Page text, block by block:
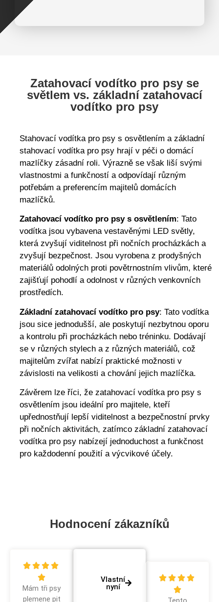
Zatahovací vodítko pro psy se
světlem vs. základní zatahovací
vodítko pro psy
Stahovací vodítka pro psy s osvětlením a základní
stahovací vodítka pro psy hrají v péči o domácí
mazlíčky zásadní roli. Výrazně se však liší svými
vlastnostmi a funkčností a odpovídají různým
potřebám a preferencím majitelů domácích
mazlíčků.
Zatahovací vodítko pro psy s osvětlením: Tato
vodítka jsou vybavena vestavěnými LED světly,
která zvyšují viditelnost při nočních procházkách a
zvyšují bezpečnost. Jsou vyrobena z prodyšných
materiálů odolných proti povětrnostním vlivům, které
zajišťují pohodlí a odolnost v různých venkovních
prostředích.
Základní zatahovací vodítko pro psy: Tato vodítka
jsou sice jednodušší, ale poskytují nezbytnou oporu
a kontrolu při procházkách nebo tréninku. Dodávají
se v různých stylech a z různých materiálů, což
majitelům zvířat nabízí praktické možnosti v
závislosti na velikosti a chování jejich mazlíčka.
Závěrem lze říci, že zatahovací vodítka pro psy s
osvětlením jsou ideální pro majitele, kteří
upřednostňují lepší viditelnost a bezpečnostní prvky
při nočních aktivitách, zatímco základní zatahovací
vodítka pro psy nabízejí jednoduchost a funkčnost
pro každodenní použití a výcvikové účely.
Hodnocení zákazníků
   

Mám tři psy
plemene pit
Vlastní
nyní
   
